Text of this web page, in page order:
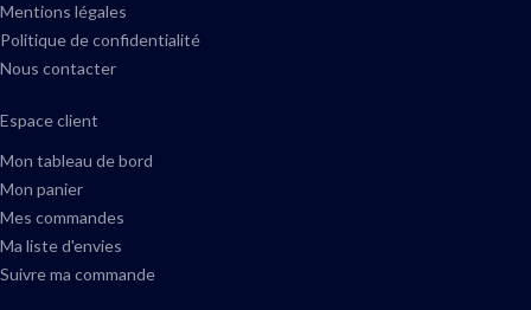
Mentions légales
Politique de confidentialité
Nous contacter
Espace client
Mon tableau de bord
Mon panier
Mes commandes
Ma liste d'envies
Suivre ma commande